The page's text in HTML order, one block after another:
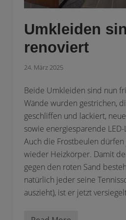
i
t
b
e
t
n
r
Umkleiden
renoviert
24. März 2025
Beide Umkleiden sind nun
Wände wurden gestrichen,
geschliffen und lackiert,
sowie energiesparende
Auch die Frostbeulen
wieder Heizkörper. Damit
gegen den roten Sand
natürlich jeder seine
auszieht), ist er jetzt